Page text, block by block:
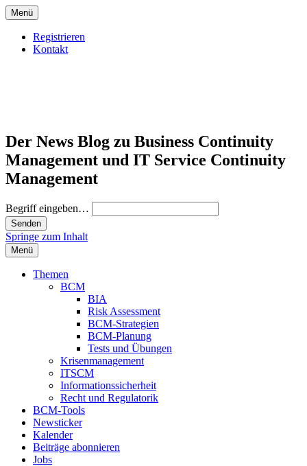
Menü
Registrieren
Kontakt
Der News Blog zu Business Continuity
Management und IT Service Continuity
Management
Begriff eingeben…
Springe zum Inhalt
Menü
Themen
BCM
BIA
Risk Assessment
BCM-Strategien
BCM-Planung
Tests und Übungen
Krisenmanagement
ITSCM
Informationssicherheit
Recht und Regulatorik
BCM-Tools
Newsticker
Kalender
Beiträge abonnieren
Jobs